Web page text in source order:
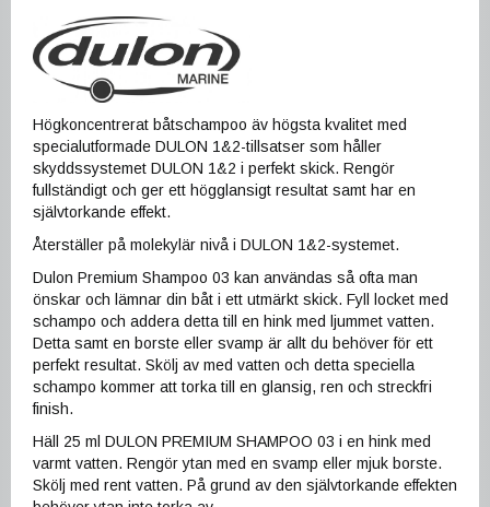
Högkoncentrerat båtschampoo äv högsta kvalitet med
specialutformade DULON 1&2-tillsatser som håller
skyddssystemet DULON 1&2 i perfekt skick. Rengör
fullständigt och ger ett högglansigt resultat samt har en
självtorkande effekt.
Återställer på molekylär nivå i DULON 1&2-systemet.
Dulon Premium Shampoo 03 kan användas så ofta man
önskar och lämnar din båt i ett utmärkt skick. Fyll locket med
schampo och addera detta till en hink med ljummet vatten.
Detta samt en borste eller svamp är allt du behöver för ett
perfekt resultat. Skölj av med vatten och detta speciella
schampo kommer att torka till en glansig, ren och streckfri
finish.
Häll 25 ml DULON PREMIUM SHAMPOO 03 i en hink med
varmt vatten. Rengör ytan med en svamp eller mjuk borste.
Skölj med rent vatten. På grund av den självtorkande effekten